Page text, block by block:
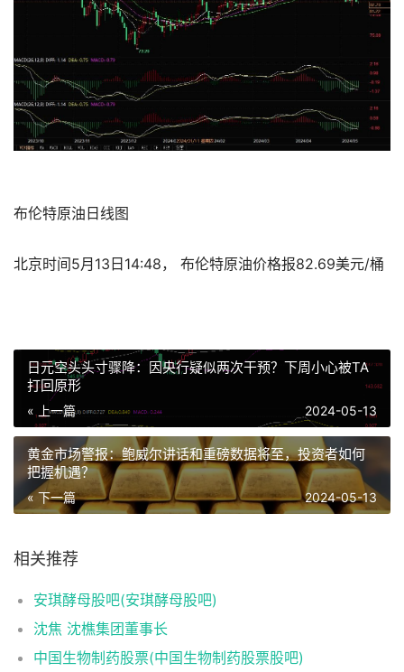
布伦特原油 日线图
北京时间5月13日14:48， 布伦特原油价格报82.69美元/桶
日元空头头寸骤降：因央行疑似两次干预？下周小心被TA
打回原形
« 上一篇 2024-05-13
黄金市场警报：鲍威尔讲话和重磅数据将至，投资者如何
把握机遇？
« 下一篇 2024-05-13
相关推荐
安琪酵母股吧(安琪酵母股吧)
沈焦 沈樵集团董事长
中国生物制药股票(中国生物制药股票股吧)